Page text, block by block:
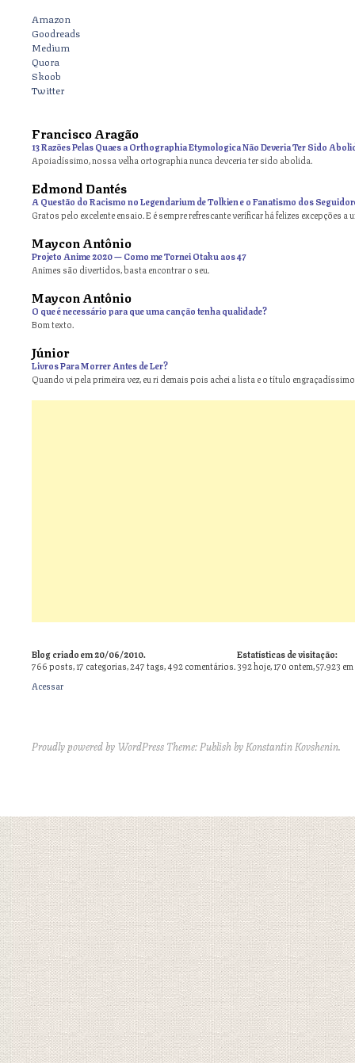
Amazon
Goodreads
Medium
Quora
Skoob
Twitter
Francisco Aragão
13 Razões Pelas Quaes a Orthographia Etymologica Não Deveria Ter Sido
Apoiadíssimo, nossa velha ortographia nunca devceria ter sido abolida.
Edmond Dantés
A Questão do Racismo no Legendarium de Tolkien e o Fanatismo dos
Gratos pelo excelente ensaio. E é sempre refrescante verificar há felizes excepções a
Maycon Antônio
Projeto Anime 2020 — Como me Tornei Otaku aos 47
Animes são divertidos, basta encontrar o seu.
Maycon Antônio
O que é necessário para que uma canção tenha qualidade?
Bom texto.
Júnior
Livros Para Morrer Antes de Ler?
Quando vi pela primeira vez, eu ri demais pois achei a lista e o título
Blog criado em 20/06/2010.
766posts,17 categorias,247tags,492comentários.
Estatísticas de visitação:
392 hoje, 170 ontem, 57.923 em
Acessar
Proudly powered by WordPress Theme: Publish byKonstantin Kovshenin.